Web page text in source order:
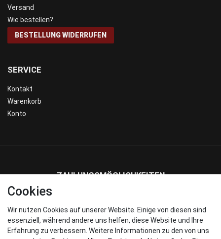
SERVICE
Kontakt
Warenkorb
Konto
Versand
Wie bestellen?
BESTELLUNG WIDERRUFEN
ZAHLUNGSMÖGLICHKEITEN
WIR VERSENDEN MIT
Cookies
Wir nutzen Cookies auf unserer Website. Einige von diesen sind
essenziell, während andere uns helfen, diese Website und Ihre
Erfahrung zu verbessern. Weitere Informationen zu den von uns